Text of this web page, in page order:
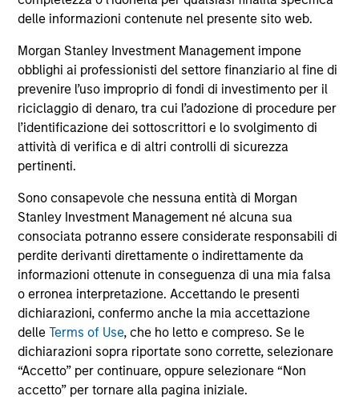
delle informazioni contenute nel presente sito web.
Morgan Stanley Investment Management impone
obblighi ai professionisti del settore finanziario al fine di
prevenire l’uso improprio di fondi di investimento per il
riciclaggio di denaro, tra cui l’adozione di procedure per
l’identificazione dei sottoscrittori e lo svolgimento di
attività di verifica e di altri controlli di sicurezza
pertinenti.
Sono consapevole che nessuna entità di Morgan
Stanley Investment Management né alcuna sua
consociata potranno essere considerate responsabili di
perdite derivanti direttamente o indirettamente da
informazioni ottenute in conseguenza di una mia falsa
o erronea interpretazione. Accettando le presenti
dichiarazioni, confermo anche la mia accettazione
delleTerms of Use, che ho letto e compreso. Se le
dichiarazioni sopra riportate sono corrette, selezionare
“Accetto” per continuare, oppure selezionare “Non
accetto” per tornare alla pagina iniziale.
all’emissione e al rimborso delle azioni. La fonte di tutti i
Investment Management Limited (“MSIM Ltd”).
Il valore degli investimenti e i proventi da essi derivanti
possono aumentare come diminuire e un investitore può
non
recuperare l'importo investito.
I dati di performance per i comparti con track record
inferiore a un anno non sono illustrati. Le performance sono
calcolate al netto delle commissioni. I dati di performance
da inizio anno non sono annualizzati. Le performance di
altre classi di azioni, se disponibili, potrebbero essere
diverse. Prima di investire si consiglia di valutare
attentamente gli obiettivi d’investimento, i rischi, le
commissioni e le spese del comparto.
Il ricorso alla leva aumenta i rischi: una variazione
relativamente contenuta nel valore di un investimento può
determinare una variazione molto più elevata, sia in senso
positivo che negativo, nel valore di quell’investimento e, di
conseguenza, nel valore del Comparto.
Alcuni documenti disponibili in questo sito possono
riguardare più comparti della gamma Morgan Stanley